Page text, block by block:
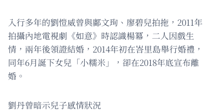
入行多年的劉愷威曾與鄺文珣、廖碧兒拍拖，2011年
拍攝內地電視劇《如意》時認識楊冪，二人因戲生
情，兩年後領證結婚，2014年初在峇里島舉行婚禮，
同年6月誕下女兒「小糯米」，卻在2018年底宣布離
婚。
劉丹曾暗示兒子感情狀況